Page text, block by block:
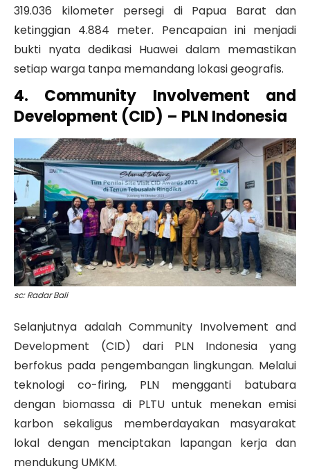
319.036 kilometer persegi di Papua Barat dan
ketinggian 4.884 meter. Pencapaian ini menjadi
bukti nyata dedikasi Huawei dalam memastikan
setiap warga tanpa memandang lokasi geografis.
4. Community Involvement and
Development (CID) – PLN Indonesia
sc: Radar Bali
Selanjutnya adalah Community Involvement and
Development (CID) dari PLN Indonesia yang
berfokus pada pengembangan lingkungan. Melalui
teknologi co-firing, PLN mengganti batubara
dengan biomassa di PLTU untuk menekan emisi
karbon sekaligus memberdayakan masyarakat
lokal dengan menciptakan lapangan kerja dan
mendukung UMKM.